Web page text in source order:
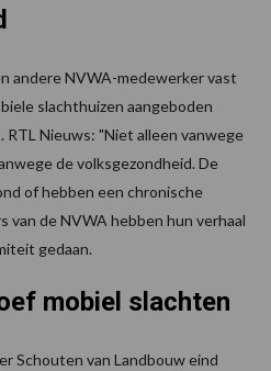
andere NVWA-medewerker vast
slachthuizen aangeboden
RTL Nieuws: "Niet alleen vanwege
de volksgezondheid. De
of hebben een chronische
van de NVWA hebben hun verhaal
gedaan.
mobiel slachten
Schouten van Landbouw eind